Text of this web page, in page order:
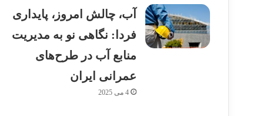
آب، چالش امروز، پایداری
فردا: نگاهی نو به مدیریت
منابع آب در طرح‌های
عمرانی ایران
4 می 2025